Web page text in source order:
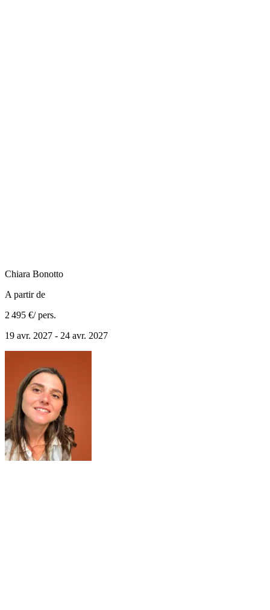
Chiara Bonotto
A partir de
2 495 €/ pers.
19 avr. 2027 - 24 avr. 2027